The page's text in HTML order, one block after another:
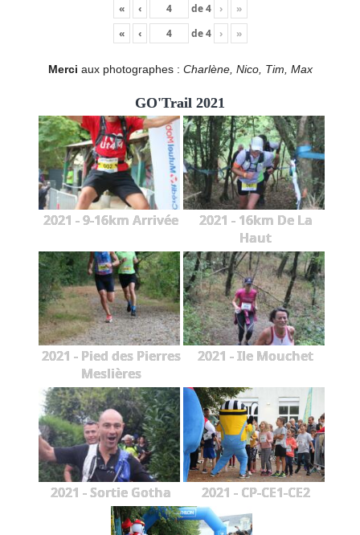
« ‹ de4 ›
»
«
‹ de4 › »
Merci aux photographes : Charlène, Nico, Tim, Max
GO'Trail 2021
2021 - 9-16km Arrivée
2021 - 16km De La
Haut
2021 - Pied des Pierres
Meslières
2021 - Ile Mouchet
2021 - Sortie Gotha 2021 - CP-CE1-CE2